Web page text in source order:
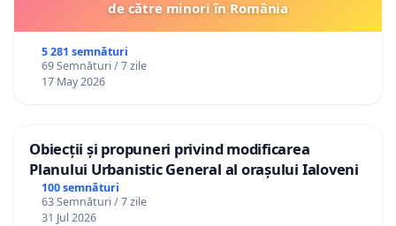
de către minori în România
5 281 semnături
69 Semnături / 7 zile
17 May 2026
Obiecții și propuneri privind modificarea
Planului Urbanistic General al orașului Ialoveni
100 semnături
63 Semnături / 7 zile
31 Jul 2026